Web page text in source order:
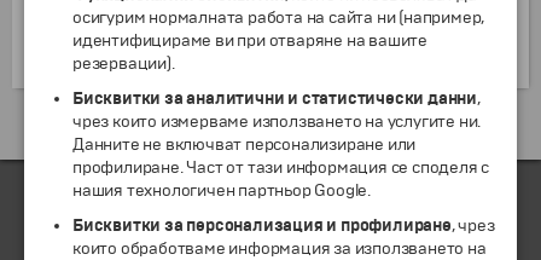
покрития пазар Кесария. Други забележителности
са площадът на Имамите, високата порта Али Капу,
дворци, мостове и др.
Екскурзии и почивки до Иран »
ЧЛЕН НА
осигурим нормалната работа на сайта ни (например,
идентифицираме ви при отваряне на вашите
резервации).
Бисквитки за аналитични и статистически данни,
чрез които измерваме използването на услугите ни.
Данните не включват персонализиране или
профилиране. Част от тази информация се споделя с
нашия технологичен партньор Google.
Бисквитки за персонализация и профилиране, чрез
които обработваме информация за използването на